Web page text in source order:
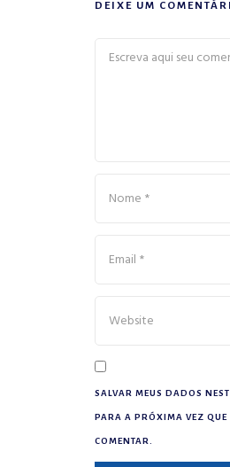
DEIXE UM
SALVAR MEUS DADOS
PARA A PRÓXIMA VEZ QUE
COMENTAR.